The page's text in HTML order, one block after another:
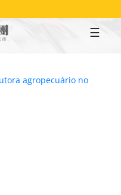
agropecuário no